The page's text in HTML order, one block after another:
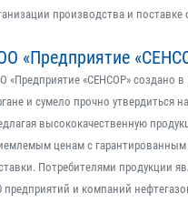
производства и поставке
«Предприятие
«Предприятие «СЕНСОР» создано в
и сумело прочно утвердиться
высококачественную
ценам с
Потребителями продукции
предприятий и компаний